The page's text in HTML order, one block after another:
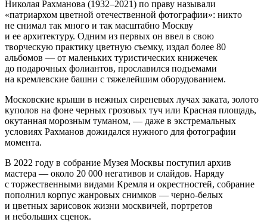
Николая Рахманова (1932–2021) по праву называли
«патриархом цветной отечественной фотографии»: никто
не снимал так много и так масштабно Москву
и ее архитектуру. Одним из первых он ввел в свою
творческую практику цветную съемку, издал более 80
альбомов — от маленьких туристических книжечек
до подарочных фолиантов, прославился подъемами
на кремлевские башни с тяжелейшим оборудованием.
Московские крыши в нежных сиреневых лучах заката, золото
куполов на фоне черных грозовых туч или Красная площадь,
окутанная морозным туманом, — даже в экстремальных
условиях Рахманов дожидался нужного для фотографии
момента.
В 2022 году в собрание Музея Москвы поступил архив
мастера — около 20 000 негативов и слайдов. Наряду
с торжественными видами Кремля и окрестностей, собрание
пополнил корпус жанровых снимков — черно-белых
и цветных зарисовок жизни москвичей, портретов
и небольших сценок.